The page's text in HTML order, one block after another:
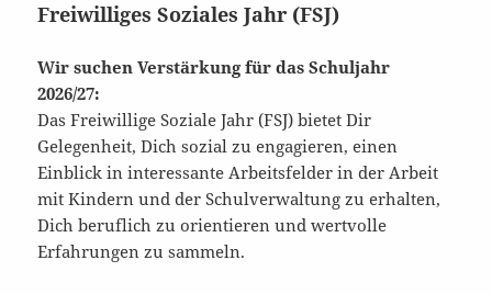
Freiwilliges Soziales Jahr (FSJ)
Wir suchen Verstärkung für das Schuljahr
2026/27:
Das Freiwillige Soziale Jahr (FSJ) bietet Dir
Gelegenheit, Dich sozial zu engagieren, einen
Einblick in interessante Arbeitsfelder in der Arbeit
mit Kindern und der Schulverwaltung zu erhalten,
Dich beruflich zu orientieren und wertvolle
Erfahrungen zu sammeln.